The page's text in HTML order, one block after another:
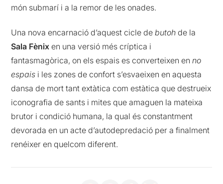
món submarí i a la remor de les onades.
Una nova encarnació d’aquest cicle debutoh de la
Sala Fènix en una versió més críptica i
fantasmagòrica, on els espais es converteixen enno
espais i les zones de confort s’esvaeixen en aquesta
dansa de mort tant extàtica com estàtica que destrueix
iconografia de sants i mites que amaguen la mateixa
brutor i condició humana, la qual és constantment
devorada en un acte d’autodepredació per a finalment
renéixer en quelcom diferent.